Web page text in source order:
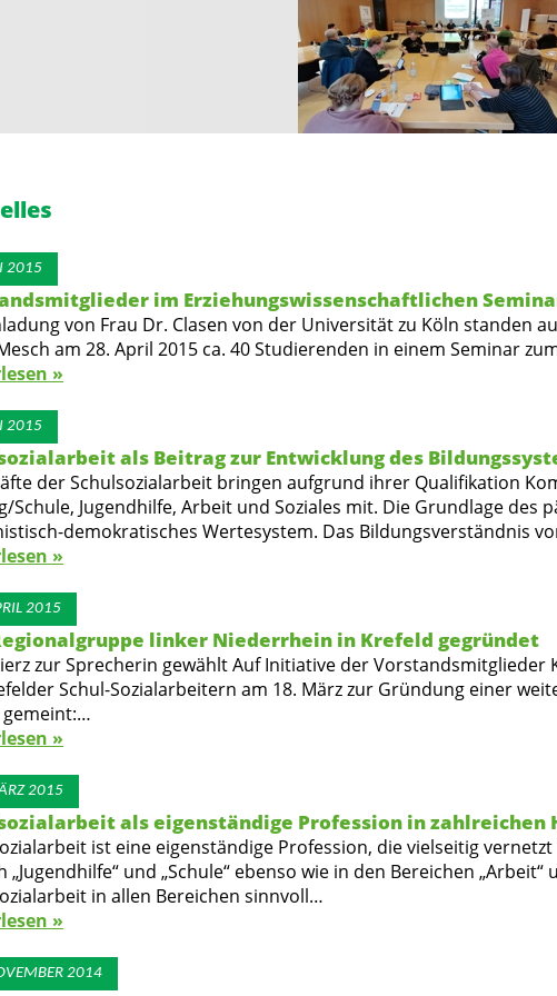
2015
im Erziehungswissenschaftlichen
von Frau Dr. Clasen von der Universität zu Köln standen
am 28. April 2015 ca. 40 Studierenden in einem Seminar
»
2015
als Beitrag zur Entwicklung des
der Schulsozialarbeit bringen aufgrund ihrer Qualifikation
Schule, Jugendhilfe, Arbeit und Soziales mit. Die Grundlage
demokratisches Wertesystem. Das Bildungsverständnis
»
2015
linker Niederrhein in Krefeld gegründet
zur Sprecherin gewählt Auf Initiative der
Schul-Sozialarbeitern am 18. März zur Gründung einer
gemeint:…
»
2015
als eigenständige Profession in zahlreichen
ist eine eigenständige Profession, die vielseitig
„Jugendhilfe“ und „Schule“ ebenso wie in den Bereichen
in allen Bereichen sinnvoll…
»
2014